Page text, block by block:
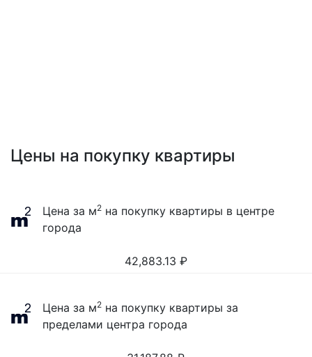
Цены на покупку квартиры
Цена за м2 на покупку квартиры в центре
города
42,883.13 ₽
Цена за м2 на покупку квартиры за
пределами центра города